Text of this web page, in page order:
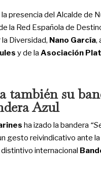
presencia del Alcalde de
la Red Española de
Diversidad, Nano García,
y de la Asociación
también su
Azul
ha izado la bandera
gesto reivindicativo ante
internacional